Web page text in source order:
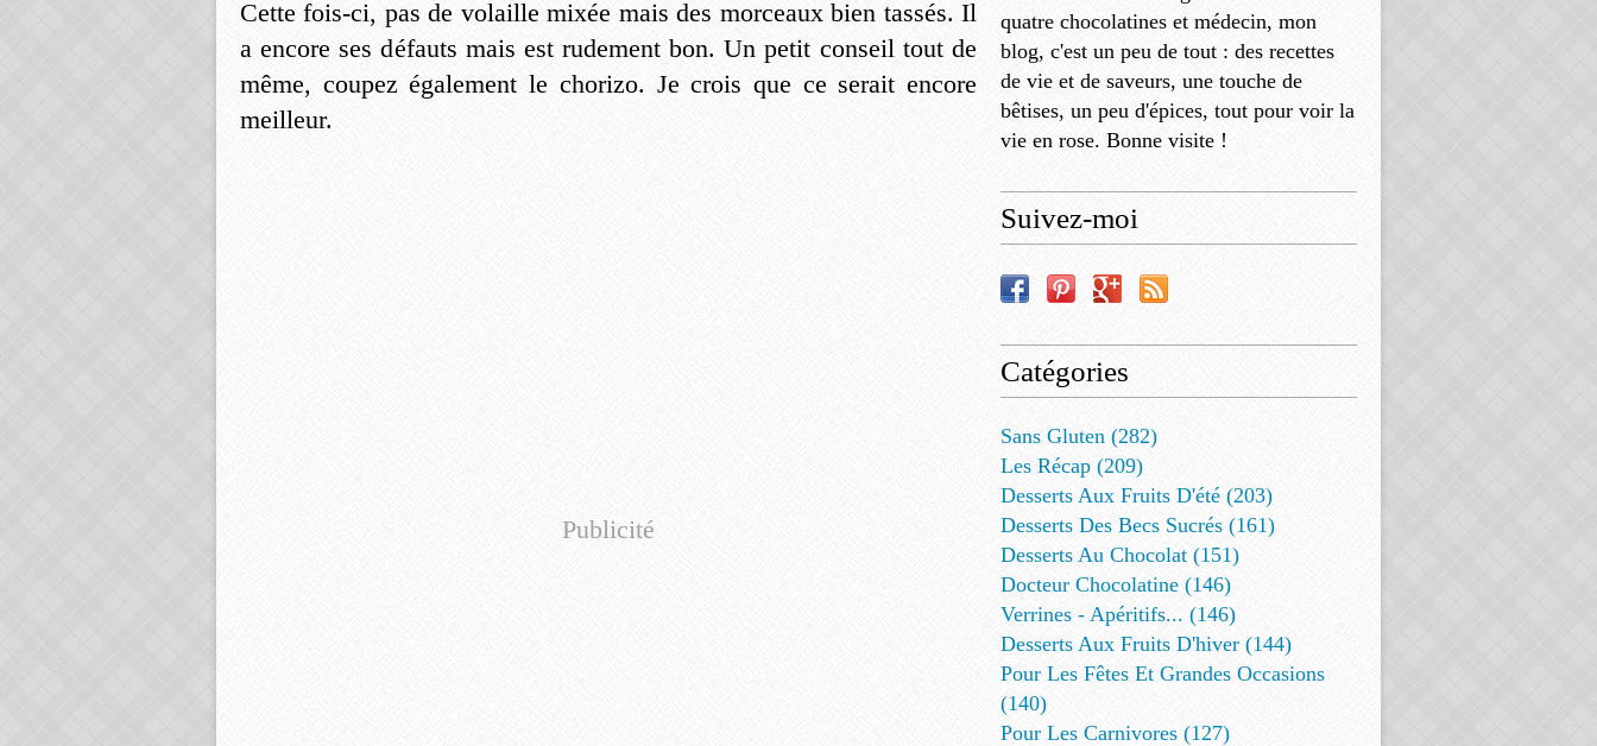
Cette fois-ci, pas de volaille mixée mais des morceaux bien tassés. Il
a encore ses défauts mais est rudement bon. Un petit conseil tout de
même, coupez également le chorizo. Je crois que ce serait encore
meilleur.
Publicité
quatre chocolatines et médecin, mon
blog, c'est un peu de tout : des recettes
de vie et de saveurs, une touche de
bêtises, un peu d'épices, tout pour voir la
vie en rose. Bonne visite !
Suivez-moi
Catégories
Sans Gluten (282)
Les Récap (209)
Desserts Aux Fruits D'été (203)
Desserts Des Becs Sucrés (161)
Desserts Au Chocolat (151)
Docteur Chocolatine (146)
Verrines - Apéritifs... (146)
Desserts Aux Fruits D'hiver (144)
Pour Les Fêtes Et Grandes Occasions
(140)
Pour Les Carnivores (127)